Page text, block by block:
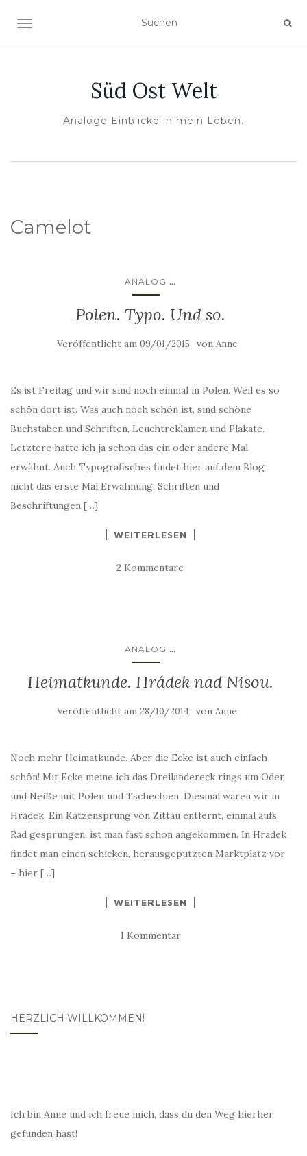
NAVIGATION UMSCHALTEN
Süd Ost Welt
Analoge Einblicke in mein Leben.
Camelot
ANALOG ...
Polen. Typo. Und so.
Veröffentlicht am 09/01/2015 von Anne
Es ist Freitag und wir sind noch einmal in Polen. Weil es so
schön dort ist. Was auch noch schön ist, sind schöne
Buchstaben und Schriften, Leuchtreklamen und Plakate.
Letztere hatte ich ja schon das ein oder andere Mal
erwähnt. Auch Typografisches findet hier auf dem Blog
nicht das erste Mal Erwähnung. Schriften und
Beschriftungen […]
WEITERLESEN
2 Kommentare
ANALOG ...
Heimatkunde. Hrádek nad Nisou.
Veröffentlicht am 28/10/2014 von Anne
Noch mehr Heimatkunde. Aber die Ecke ist auch einfach
schön! Mit Ecke meine ich das Dreiländereck rings um Oder
und Neiße mit Polen und Tschechien. Diesmal waren wir in
Hradek. Ein Katzensprung von Zittau entfernt, einmal aufs
Rad gesprungen, ist man fast schon angekommen. In Hradek
findet man einen schicken, herausgeputzten Marktplatz vor
– hier […]
WEITERLESEN
1 Kommentar
HERZLICH WILLKOMMEN!
Ich bin Anne und ich freue mich, dass du den Weg hierher
gefunden hast!